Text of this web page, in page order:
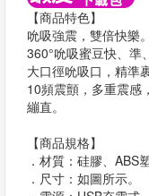
【商品特色】
吮吸強震，雙倍快樂。
360°吮吸蜜豆快、準
大口徑吮吸口，精準
10頻震顫，多重震感
繃直。
【商品規格】
．材質：硅膠、ABS塑
．尺寸：如圖所示。